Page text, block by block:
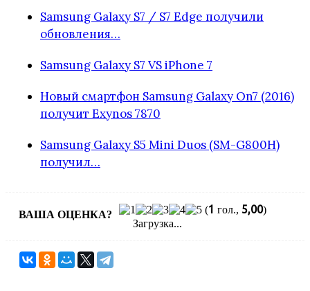
Samsung Galaxy S7 / S7 Edge получили
обновления…
Samsung Galaxy S7 VS iPhone 7
Новый смартфон Samsung Galaxy On7 (2016)
получит Exynos 7870
Samsung Galaxy S5 Mini Duos (SM-G800H)
получил…
ВАША ОЦЕНКА? (1 гол., 5,00)
Загрузка...